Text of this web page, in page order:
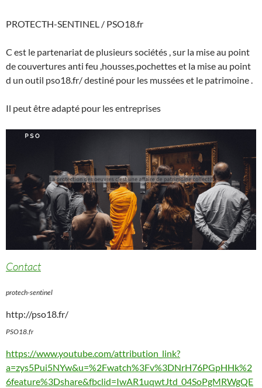
PROTECTH-SENTINEL / PSO18.fr
C est le partenariat de plusieurs sociétés , sur la mise au point
de couvertures anti feu ,housses,pochettes et la mise au point
d un outil pso18.fr/ destiné pour les mussées et le patrimoine .
Il peut être adapté pour les entreprises
Contact
protech-sentinel
http://pso18.fr/
PSO18.fr
https://www.youtube.com/attribution_link?
a=zys5Pui5NYw&u=%2Fwatch%3Fv%3DNrH76PGpHHk%2
6feature%3Dshare&fbclid=IwAR1uqwtJtd_04SoPgMRWgQE